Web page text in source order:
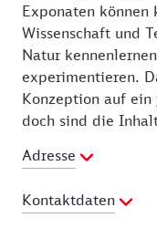
Exponaten können
Wissenschaft und
Natur
experimentieren.
Konzeption auf ein
doch sind die
Adresse
Kontaktdaten